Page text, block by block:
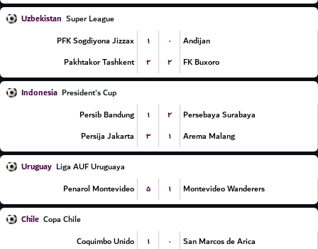
Uzbekistan Super League
PFK Sogdiyona Jizzax
۱ ۰
Andijan
Pakhtakor Tashkent
۲ ۲ FK Buxoro
Indonesia President's Cup
Persib Bandung
۱ ۲
Persebaya Surabaya
Persija Jakarta
۳ ۱ Arema Malang
Uruguay Liga AUF Uruguaya
Penarol Montevideo
۵ ۱ Montevideo Wanderers
Chile Copa Chile
Coquimbo Unido
۱ ۰ San Marcos de Arica